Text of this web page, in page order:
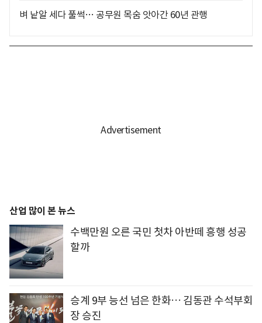
벼 낱알 세다 풀썩… 공무원 목숨 앗아간 60년 관행
산업 많이 본 뉴스
수백만원 오른 국민 첫차 아반떼 흥행 성공
할까
승계 9부 능선 넘은 한화… 김동관 수석부회
장 승진